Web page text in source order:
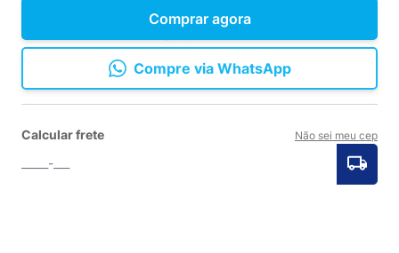
Comprar agora
Compre via WhatsApp
Calcular frete Não sei meu cep